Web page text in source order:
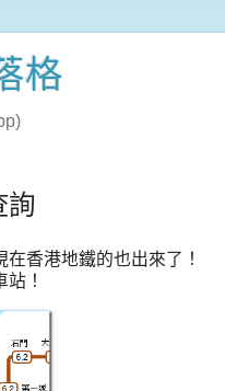
格
詢
香港地鐵的也出來了！
！